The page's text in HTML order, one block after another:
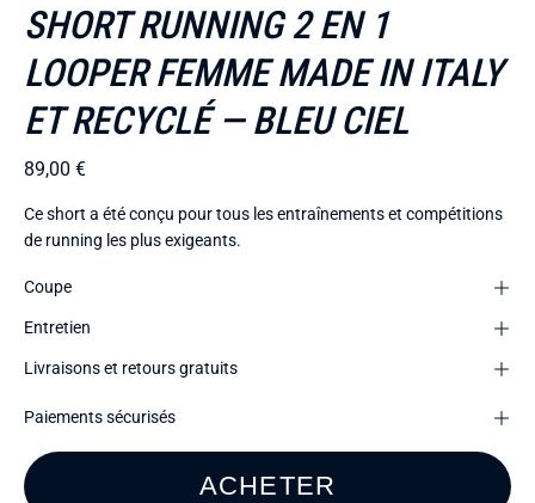
SHORT RUNNING 2 EN 1
LOOPER FEMME MADE IN ITALY
ET RECYCLÉ — BLEU CIEL
89,00 €
Ce short a été conçu pour tous les entraînements et compétitions
de running les plus exigeants.
Coupe
Entretien
Livraisons et retours gratuits
Paiements sécurisés
ACHETER